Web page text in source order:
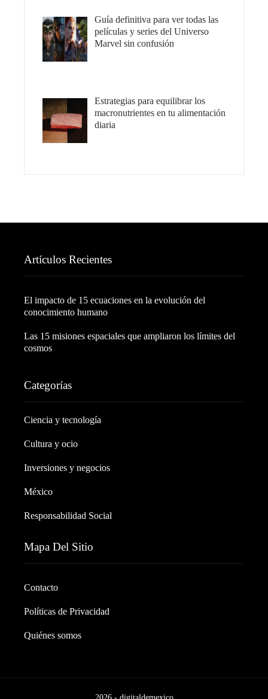
Guía definitiva para ver todas las
películas y series del Universo
Marvel sin confusión
Estrategias para equilibrar los
macronutrientes en tu alimentación
diaria
Artículos Recientes
El impacto de 15 ecuaciones en la evolución del
conocimiento humano
Las 15 misiones espaciales que ampliaron los límites del
cosmos
Categorías
Ciencia y tecnología
Cultura y ocio
Inversiones y negocios
México
Responsabilidad Social
Mapa Del Sitio
Contacto
Políticas de Privacidad
Quiénes somos
2026 - digitaldemexico